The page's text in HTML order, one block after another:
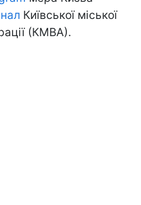
Київської міської
(КМВА).